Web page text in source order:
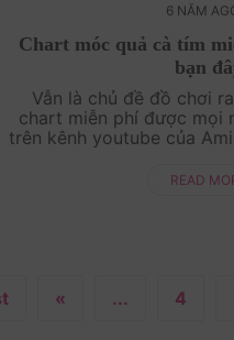
6 NĂM
Chart móc quả cà tím
bạn
Vẫn là chủ đề đồ chơi
chart miễn phí được mọi
trên kênh youtube của
cả.
READ
« ... 4